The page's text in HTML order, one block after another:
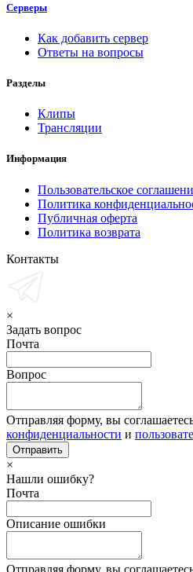
Серверы
Как добавить сервер
Ответы на вопросы
Разделы
Клипы
Трансляции
Информация
Пользовательское
Политика
Публичная оферта
Политика возврата
Контакты
×
Задать вопрос
Почта
Вопрос
Отправляя форму, вы
конфиденциальности и
×
Нашли ошибку?
Почта
Описание ошибки
Отправляя форму, вы